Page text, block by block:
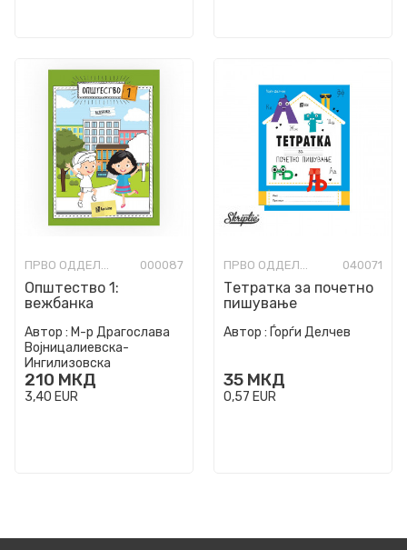
ПРВО ОДДЕЛЕНИЕ 000087
Општество 1:
вежбанка
Автор : М-р Драгослава
Војницалиевска-
Ингилизовска
210 МКД
3,40 EUR
ПРВО ОДДЕЛЕНИЕ 040071
Тетратка за почетно
пишување
Автор : Ѓорѓи Делчев
35 МКД
0,57 EUR